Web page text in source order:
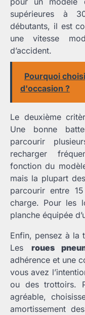
supérieures à
débutants, il est
une vitesse
d’accident.
Pourquoi
d'occasion ?
Le deuxième
Une bonne
parcourir
recharger
fonction du
mais la plupart
parcourir entre
charge. Pour les
planche équipée
Enfin, pensez à la
Les roues
adhérence et une
vous avez
ou des trottoirs.
agréable,
amortissement